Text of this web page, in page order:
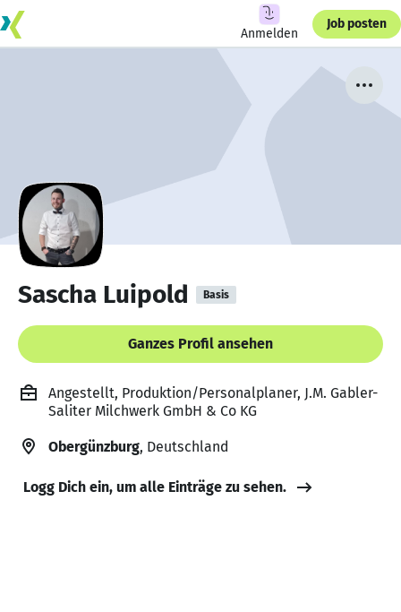
Anmelden
Job posten
Sascha Luipold Basis
Ganzes Profil ansehen
Angestellt, Produktion/Personalplaner, J.M. Gabler-
Saliter Milchwerk GmbH & Co KG
Obergünzburg, Deutschland
Logg Dich ein, um alle Einträge zu sehen.